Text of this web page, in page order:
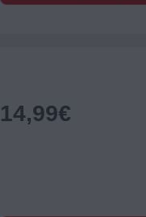
14,99€